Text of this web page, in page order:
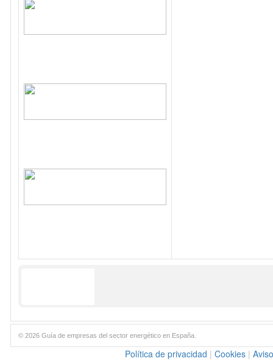
© 2026 Guía de empresas del sector energético en España.
Política de privacidad | Cookies |